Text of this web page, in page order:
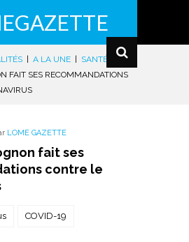
A LA UNE SANTÉ
FAIT SES RECOMMANDATIONS
LOME GAZETTE
fait ses
contre le
COVID-19